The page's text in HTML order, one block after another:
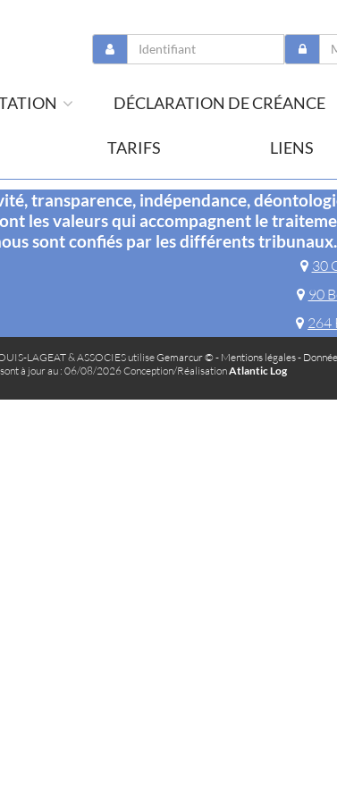
DÉCLARATION DE CRÉANCE
TARIFS LIENS
transparence, indépendance,
les valeurs qui accompagnent le
sont confiés par les différents tribunaux.
30
90
264
LAGEAT & ASSOCIES utiliseGemarcur © - Mentions légales-
sont à jour au : 06/08/2026 Conception/RéalisationAtlantic Log